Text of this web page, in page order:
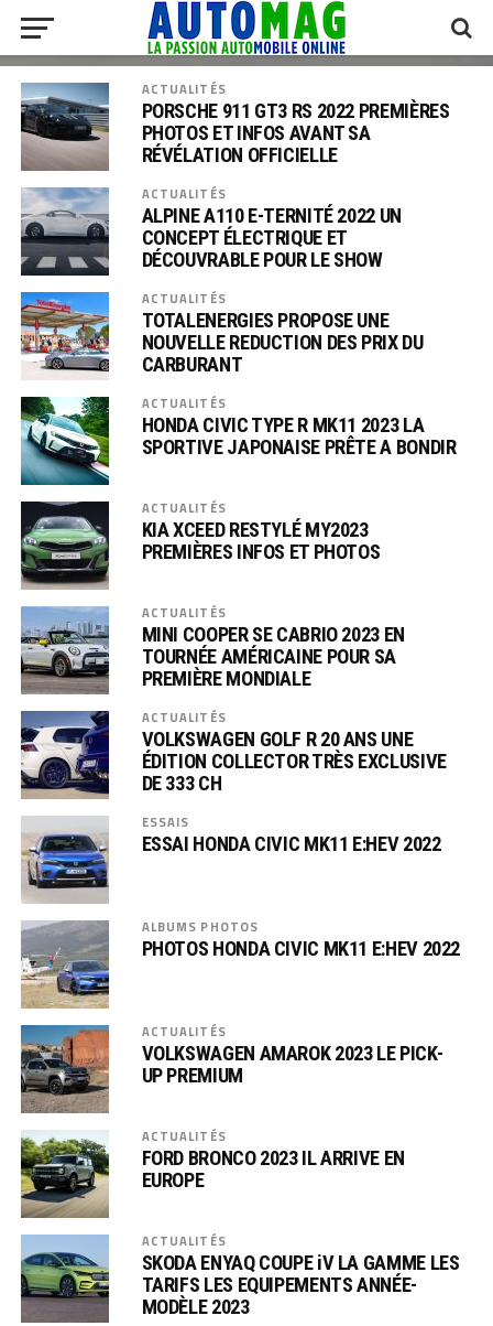
ACTUALITÉS
PORSCHE 911 GT3 RS 2022 PREMIÈRES
PHOTOS ET INFOS AVANT SA
RÉVÉLATION OFFICIELLE
ACTUALITÉS
ALPINE A110 E-TERNITÉ 2022 UN
CONCEPT ÉLECTRIQUE ET
DÉCOUVRABLE POUR LE SHOW
ACTUALITÉS
TOTALENERGIES PROPOSE UNE
NOUVELLE REDUCTION DES PRIX DU
CARBURANT
ACTUALITÉS
HONDA CIVIC TYPE R MK11 2023 LA
SPORTIVE JAPONAISE PRÊTE A BONDIR
ACTUALITÉS
KIA XCEED RESTYLÉ MY2023
PREMIÈRES INFOS ET PHOTOS
ACTUALITÉS
MINI COOPER SE CABRIO 2023 EN
TOURNÉE AMÉRICAINE POUR SA
PREMIÈRE MONDIALE
ACTUALITÉS
VOLKSWAGEN GOLF R 20 ANS UNE
ÉDITION COLLECTOR TRÈS EXCLUSIVE
DE 333 CH
ESSAIS
ESSAI HONDA CIVIC MK11 E:HEV 2022
ALBUMS PHOTOS
PHOTOS HONDA CIVIC MK11 E:HEV 2022
ACTUALITÉS
VOLKSWAGEN AMAROK 2023 LE PICK-
UP PREMIUM
ACTUALITÉS
FORD BRONCO 2023 IL ARRIVE EN
EUROPE
ACTUALITÉS
SKODA ENYAQ COUPE iV LA GAMME LES
TARIFS LES EQUIPEMENTS ANNÉE-
MODÈLE 2023